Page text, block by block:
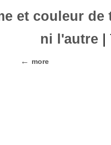
et couleur de
ni l'autre
more